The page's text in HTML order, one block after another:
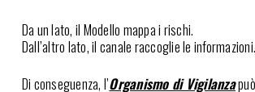
Da un lato, il Modello mappa i rischi.
Dall’altro lato, il canale raccoglie le informazioni.
Di conseguenza, l’Organismo di Vigilanza